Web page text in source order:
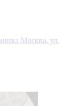
Москва, ул.